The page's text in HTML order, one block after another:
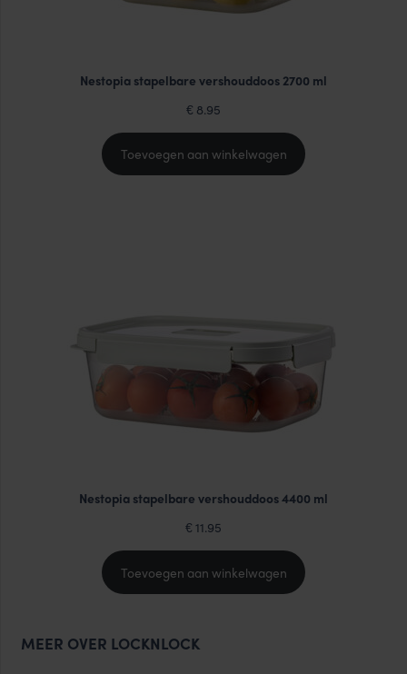
Nestopia stapelbare vershouddoos 2700 ml
€ 8.95
Toevoegen aan winkelwagen
Nestopia stapelbare vershouddoos 4400 ml
€ 11.95
Toevoegen aan winkelwagen
MEER OVER LOCKNLOCK